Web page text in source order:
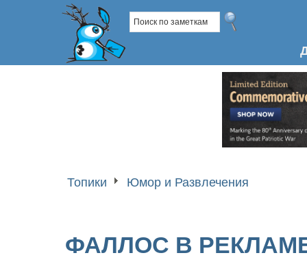
Топики Юмор и Развлечения
ФАЛЛОС В